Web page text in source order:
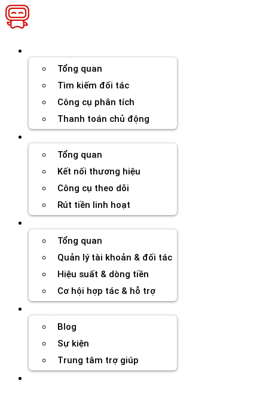
Chuyển
đến
Tổng quan
Tìm kiếm đối tác
Công cụ phân tích
Thanh toán chủ động
Tổng quan
Kết nối thương hiệu
Công cụ theo dõi
Rút tiền linh hoạt
Tổng quan
Quản lý tài khoản & đối tác
Hiệu suất & dòng tiền
Cơ hội hợp tác & hỗ trợ
Blog
Sự kiện
Trung tâm trợ giúp